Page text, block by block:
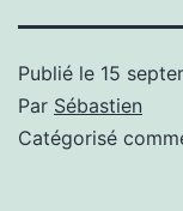
Publié le 15
Par Sébastien
Catégorisé